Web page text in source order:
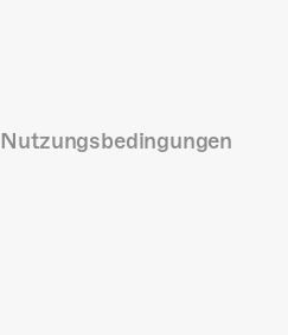
Nutzungsbedingungen